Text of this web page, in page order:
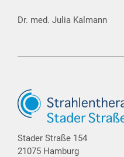
Dr. med. Julia Kalmann
Stader Straße 154
21075 Hamburg